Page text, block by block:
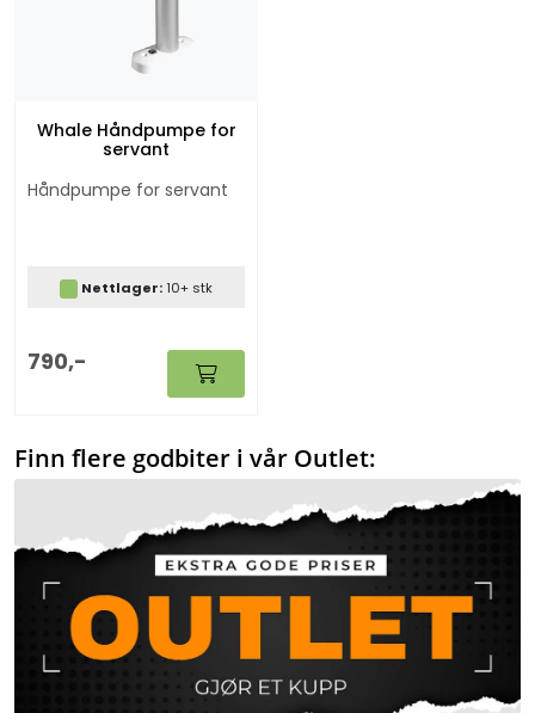
Whale Håndpumpe for
servant
Håndpumpe for servant
Nettlager:10+ stk
790,-
Finn flere godbiter i vår Outlet: